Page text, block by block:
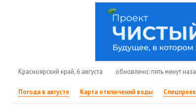
Красноярский край, 6 августа обновлено: пять минут
Погода в августе Карта отключений воды